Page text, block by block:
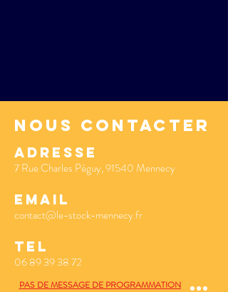
nous contacter
ADRESSe
7 Rue Charles Péguy, 91540 Mennecy
EMAIL
contact@le-stock-mennecy.fr
TEL
06 89 39 38 72
PAS DE MESSAGE DE PROGRAMMATION MERCI